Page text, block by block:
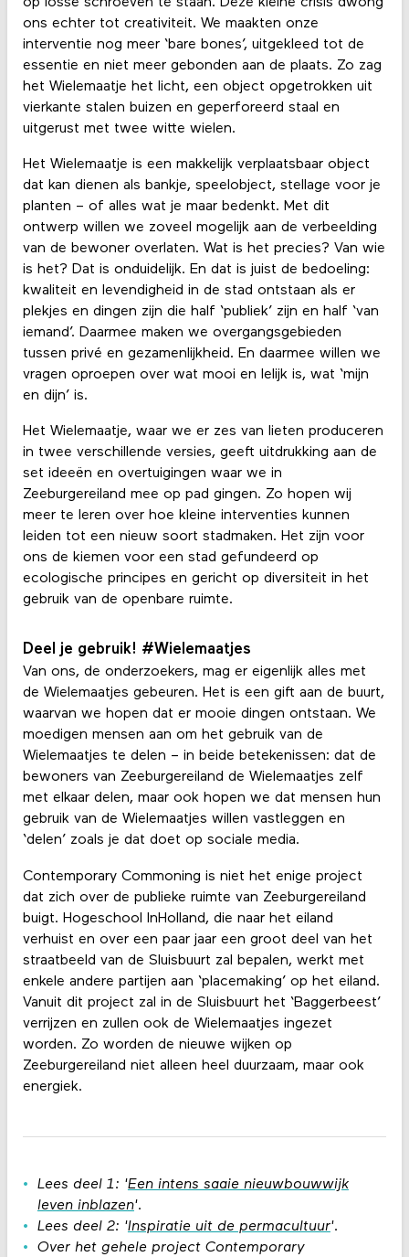
ons echter tot creativiteit. We maakten onze
interventie nog meer ‘bare bones’, uitgekleed tot de
essentie en niet meer gebonden aan de plaats. Zo zag
het Wielemaatje het licht, een object opgetrokken uit
vierkante stalen buizen en geperforeerd staal en
uitgerust met twee witte wielen.
Het Wielemaatje is een makkelijk verplaatsbaar object
dat kan dienen als bankje, speelobject, stellage voor je
planten – of alles wat je maar bedenkt. Met dit
ontwerp willen we zoveel mogelijk aan de verbeelding
van de bewoner overlaten. Wat is het precies? Van wie
is het? Dat is onduidelijk. En dat is juist de bedoeling:
kwaliteit en levendigheid in de stad ontstaan als er
plekjes en dingen zijn die half ‘publiek’ zijn en half ‘van
iemand’. Daarmee maken we overgangsgebieden
tussen privé en gezamenlijkheid. En daarmee willen we
vragen oproepen over wat mooi en lelijk is, wat ‘mijn
en dijn’ is.
Het Wielemaatje, waar we er zes van lieten produceren
in twee verschillende versies, geeft uitdrukking aan de
set ideeën en overtuigingen waar we in
Zeeburgereiland mee op pad gingen. Zo hopen wij
meer te leren over hoe kleine interventies kunnen
leiden tot een nieuw soort stadmaken. Het zijn voor
ons de kiemen voor een stad gefundeerd op
ecologische principes en gericht op diversiteit in het
gebruik van de openbare ruimte.
Deel je gebruik! #Wielemaatjes
Van ons, de onderzoekers, mag er eigenlijk alles met
de Wielemaatjes gebeuren. Het is een gift aan de buurt,
waarvan we hopen dat er mooie dingen ontstaan. We
moedigen mensen aan om het gebruik van de
Wielemaatjes te delen – in beide betekenissen: dat de
bewoners van Zeeburgereiland de Wielemaatjes zelf
met elkaar delen, maar ook hopen we dat mensen hun
gebruik van de Wielemaatjes willen vastleggen en
‘delen’ zoals je dat doet op sociale media.
Contemporary Commoning is niet het enige project
dat zich over de publieke ruimte van Zeeburgereiland
buigt. Hogeschool InHolland, die naar het eiland
verhuist en over een paar jaar een groot deel van het
straatbeeld van de Sluisbuurt zal bepalen, werkt met
enkele andere partijen aan ‘placemaking’ op het eiland.
Vanuit dit project zal in de Sluisbuurt het ‘Baggerbeest’
verrijzen en zullen ook de Wielemaatjes ingezet
worden. Zo worden de nieuwe wijken op
Zeeburgereiland niet alleen heel duurzaam, maar ook
energiek.
Lees deel 1: 'Een intens saaie nieuwbouwwijk
leven inblazen'.
Lees deel 2: 'Inspiratie uit de permacultuur'.
Over het gehele project Contemporary